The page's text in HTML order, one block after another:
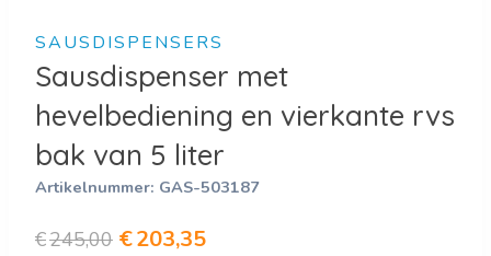
SAUSDISPENSERS
Sausdispenser met
hevelbediening en vierkante rvs
bak van 5 liter
Artikelnummer: GAS-503187
€245,00 Oorspronkelijke
€203,35Huidige